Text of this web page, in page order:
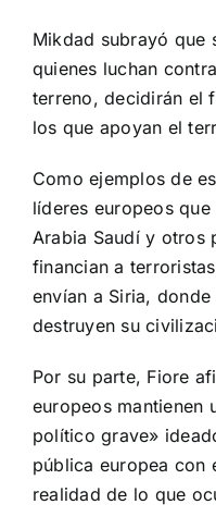
Mikdad subrayó que
quienes luchan
terreno, decidirán el
los que apoyan el
Como ejemplos de
líderes europeos
Arabia Saudí y otros
financian a
envían a Siria,
destruyen su
Por su parte, Fiore
europeos mantienen
político grave»
pública europea con
realidad de lo que